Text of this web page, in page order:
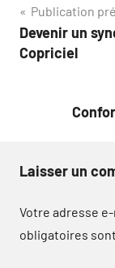
de
Publication
Devenir un
Copriciel
Laisser un
Votre adresse
obligatoires